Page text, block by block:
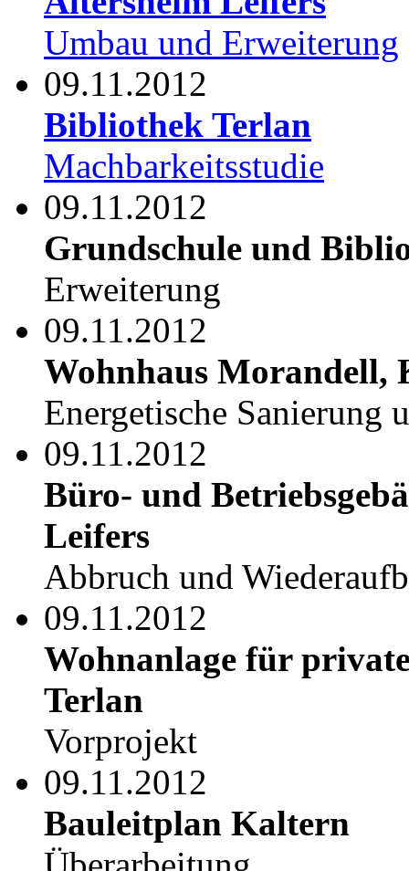
Umbau und Erweiterung
09.11.2012
Bibliothek Terlan
Machbarkeitsstudie
09.11.2012
Grundschule und
Erweiterung
09.11.2012
Wohnhaus Morandell,
Energetische Sanierung
09.11.2012
Büro- und
Leifers
Abbruch und
09.11.2012
Wohnanlage für
Terlan
Vorprojekt
09.11.2012
Bauleitplan Kaltern